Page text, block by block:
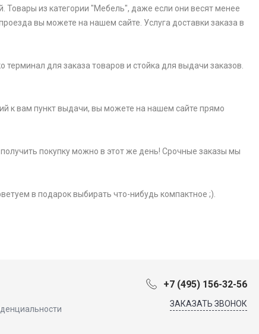
Товары из категории "Мебель", даже если они весят менее
вы можете на нашем сайте. Услуга доставки заказа в
для заказа товаров и стойка для выдачи заказов.
к вам пункт выдачи, вы можете на нашем сайте прямо
покупку можно в этот же день! Срочные заказы мы
в подарок выбирать что-нибудь компактное ;).
+7 (495) 156-32-56
ЗАКАЗАТЬ ЗВОНОК